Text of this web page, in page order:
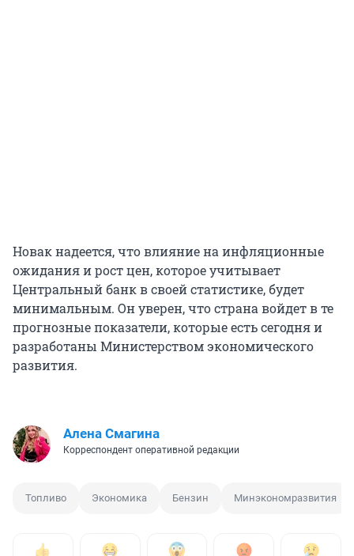
Новак надеется, что влияние на инфляционные
ожидания и рост цен, которое учитывает
Центральный банк в своей статистике, будет
минимальным. Он уверен, что страна войдет в те
прогнозные показатели, которые есть сегодня и
разработаны Министерством экономического
развития.
Алена Смагина
Корреспондент оперативной редакции
Топливо Экономика Бензин Минэкономразвития